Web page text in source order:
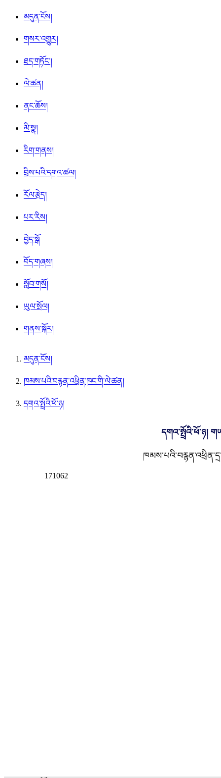
མདུན་ངོས།
གསར་འགྱུར།
ཐད་གཏོང་།
ལེ་ཚན།
ནང་ཆོས།
མི་སྣ།
རིག་གནས།
བྲིས་པའི་དགའ་ཚལ།
རོལ་རྩེད།
པར་རིས།
བྱེད་སྒོ
བོད་གཞས།
སློབ་གསོ།
ཡུལ་སྲོལ།
གནས་སྐོར།
མདུན་ངོས།
ཁམས་པའི་བརྙན་འཕྲིན་ཁང་གི་ལེ་ཚན།
དགའ་སྤྲོའི་ཕོ་ཉ།
དགའ་སྤྲོའི་ཕོ་ཉ།
171062